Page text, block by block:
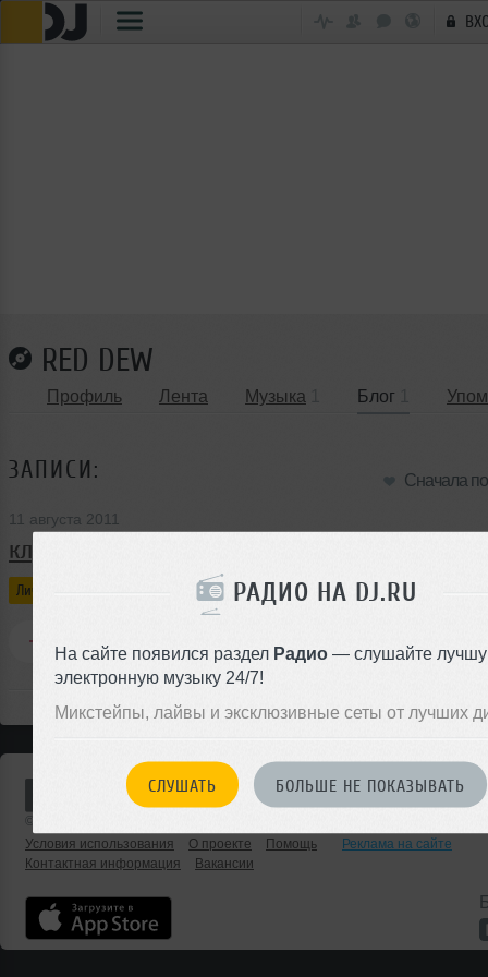
РАДИО НА DJ.RU
На сайте появился раздел Радио— слушайте
электронную музыку 24/7!
Микстейпы, лайвы и эксклюзивные сеты от лучших
СЛУШАТЬ БОЛЬШЕ НЕ ПОКАЗЫВАТЬ
RED DEW
Профиль Лента Музыка Блог
Сначала
ЗАПИСИ:
11 августа 2011
клуб
Личный блог
0 комментариев
© 2001 — 2026 «DJ.ru» Все права защищены.
Условия использования
О проекте Помощь
Реклама на сайте
Контактная информация
Вакансии